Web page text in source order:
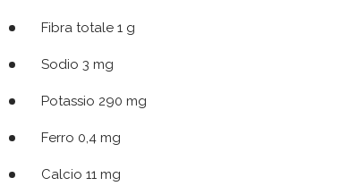
Fibra totale 1 g
Sodio 3 mg
Potassio 290 mg
Ferro 0,4 mg
Calcio 11 mg